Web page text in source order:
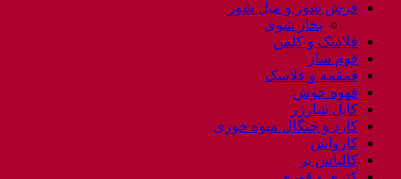
فرش شور و مبل شور
بخار شوی
فلاسک و کلمن
فوم ساز
قمقمه و فلاسک
قهوه جوش
کابل شارژر
کارد و چنگال میوه خوری
کارواش
کالباس بر